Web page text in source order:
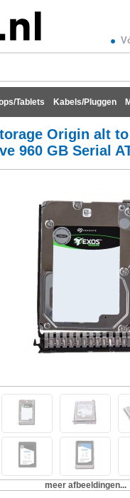
Tablets Kabels/Pluggen
Origin alt
960 GB Serial
meer afbeeldingen...